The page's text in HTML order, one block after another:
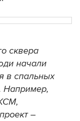
сквера
начали
в спальных
Например,
–